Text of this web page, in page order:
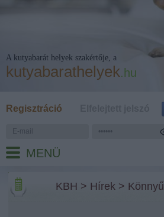
A kutyabarát helyek szakértője, a
kutyabarathelyek.hu
Regisztráció
MENÜ
KBH > Hírek > Könnyű